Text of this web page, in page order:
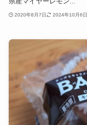
2020年8月7日 2024年10月6日